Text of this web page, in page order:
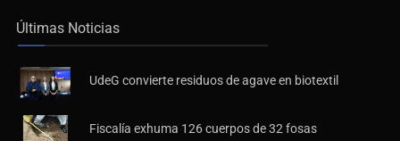
Últimas Noticias
UdeG convierte residuos de agave en biotextil
Fiscalía exhuma 126 cuerpos de 32 fosas